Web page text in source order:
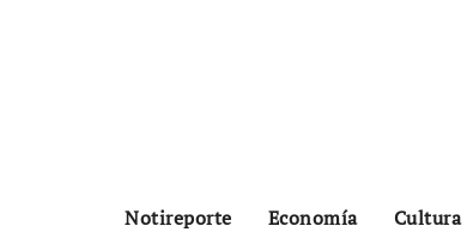
Notireporte Economía Cultura